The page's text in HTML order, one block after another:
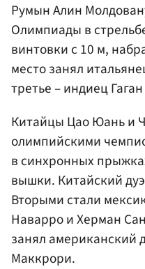
Румын Алин
Олимпиады в
винтовки с 10 м,
место занял
третье – индиец
Китайцы Цао Юань и
олимпийскими
в синхронных
вышки. Китайский
Вторыми стали
Наварро и Херман
занял американский
Маккрори.